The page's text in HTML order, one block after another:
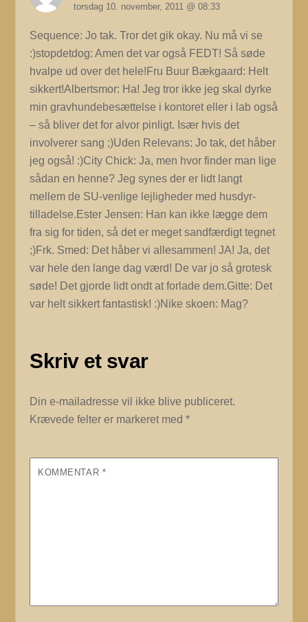
torsdag 10. november, 2011 @ 08:33
Sequence: Jo tak. Tror det gik okay. Nu må vi se
:)stopdetdog: Amen det var også FEDT! Så søde
hvalpe ud over det hele!Fru Buur Bækgaard: Helt
sikkert!Albertsmor: Ha! Jeg tror ikke jeg skal dyrke
min gravhundebesættelse i kontoret eller i lab også
– så bliver det for alvor pinligt. Især hvis det
involverer sang ;)Uden Relevans: Jo tak, det håber
jeg også! :)City Chick: Ja, men hvor finder man lige
sådan en henne? Jeg synes der er lidt langt
mellem de SU-venlige lejligheder med husdyr-
tilladelse.Ester Jensen: Han kan ikke lægge dem
fra sig for tiden, så det er meget sandfærdigt tegnet
;)Frk. Smed: Det håber vi allesammen! JA! Ja, det
var hele den lange dag værd! De var jo så grotesk
søde! Det gjorde lidt ondt at forlade dem.Gitte: Det
var helt sikkert fantastisk! :)Nike skoen: Mag?
Skriv et svar
Din e-mailadresse vil ikke blive publiceret.
Krævede felter er markeret med*
KOMMENTAR *